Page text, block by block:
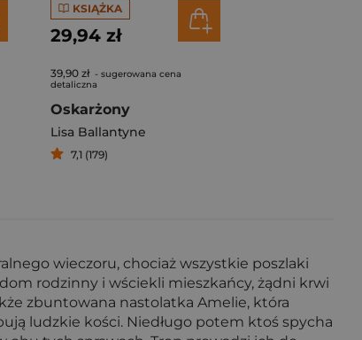
KSIĄŻKA
29,94 zł
39,90 zł - sugerowana cena
detaliczna
Oskarżony
Lisa Ballantyne
7,1 (179)
wieczoru, chociaż wszystkie poszlaki
rodzinny i wściekli mieszkańcy, żądni krwi
zbuntowana nastolatka Amelie, która
ludzkie kości. Niedługo potem ktoś spycha